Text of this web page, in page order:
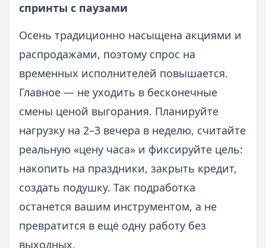
спринты с паузами
Осень традиционно насыщена акциями и
распродажами, поэтому спрос на
временных исполнителей повышается.
Главное — не уходить в бесконечные
смены ценой выгорания. Планируйте
нагрузку на 2–3 вечера в неделю, считайте
реальную «цену часа» и фиксируйте цель:
накопить на праздники, закрыть кредит,
создать подушку. Так подработка
останется вашим инструментом, а не
превратится в ещё одну работу без
выходных.